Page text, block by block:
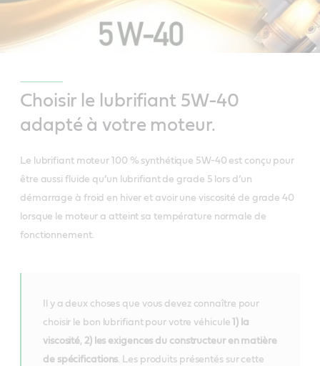
Choisir le lubrifiant 5W-40
adapté à votre moteur.
Le lubrifiant moteur 100 % synthétique 5W-40 est conçu pour
être aussi fluide qu’un lubrifiant de grade 5 lors d’un
démarrage à froid en hiver et avoir une viscosité de grade 40
lorsque le moteur a atteint sa température normale de
fonctionnement.
Il y a deux choses que vous devez connaître pour
choisir le bon lubrifiant pour votre véhicule 1) la
viscosité, 2) les exigences du constructeur en matière
de spécifications. Les produits présentés sur cette